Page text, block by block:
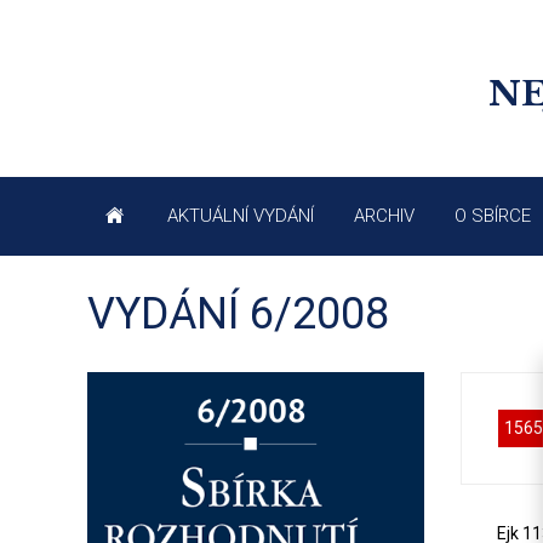
AKTUÁLNÍ VYDÁNÍ ARCHIV O SBÍRCE
VYDÁNÍ 6/2008
Ejk